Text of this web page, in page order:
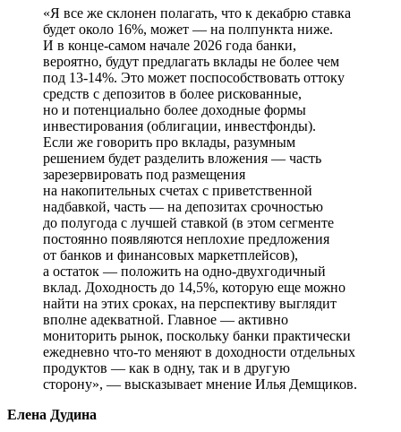
«Я все же склонен полагать, что к декабрю ставка
будет около 16%, может — на полпункта ниже.
И в конце-самом начале 2026 года банки,
вероятно, будут предлагать вклады не более чем
под 13-14%. Это может поспособствовать оттоку
средств с депозитов в более рискованные,
но и потенциально более доходные формы
инвестирования (облигации, инвестфонды).
Если же говорить про вклады, разумным
решением будет разделить вложения — часть
зарезервировать под размещения
на накопительных счетах с приветственной
надбавкой, часть — на депозитах срочностью
до полугода с лучшей ставкой (в этом сегменте
постоянно появляются неплохие предложения
от банков и финансовых маркетплейсов),
а остаток — положить на одно-двухгодичный
вклад. Доходность до 14,5%, которую еще можно
найти на этих сроках, на перспективу выглядит
вполне адекватной. Главное — активно
мониторить рынок, поскольку банки практически
ежедневно что-то меняют в доходности отдельных
продуктов — как в одну, так и в другую
сторону», — высказывает мнение Илья Демщиков.
Елена Дудина